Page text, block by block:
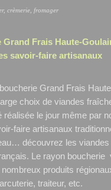
crèmerie, fromager
Grand Frais Haute-
savoir-faire artisanaux
Grand Frais
choix de viandes
réalisée le jour même par
faire artisanaux
découvrez les viandes
Le rayon boucherie
produits
traiteur, etc.